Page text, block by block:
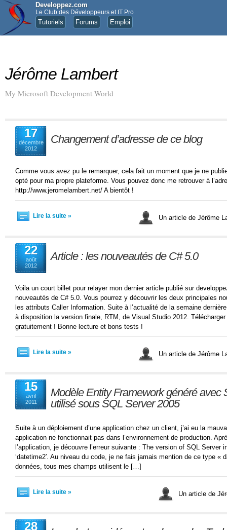
Developpez.com
Le Club des Développeurs et IT Pro
Tutoriels Forums Emploi
Jérôme Lambert
My Microsoft Development World
17
décembre
2012
Changement d’adresse de ce blog
Comme vous avez pu le remarquer, cela fait un moment que je ne
opté pour ma propre plateforme. Vous pouvez donc me retrouver à
http://www.jeromelambert.net/ A bientôt !
Lire la suite » Un article de Jérôme
22
août
2012
Article : les nouveautés de C# 5.0
Voila un court billet pour relayer mon dernier article publié sur
nouveautés de C# 5.0. Vous pourrez y découvrir les deux principales
les attributs Caller Information. Suite à l’actualité de la semaine
à disposition la version finale, RTM, de Visual Studio 2012.
gratuitement ! Bonne lecture et bons tests !
Lire la suite » Un article de Jérôme
15
avril
2011
Modèle Entity Framework généré avec
utilisé sous SQL Server 2005
Suite à un déploiement d’une application chez un client, j’ai eu la
application ne fonctionnait pas dans l’environnement de production.
l’application, je découvre l’erreur suivante : The version of SQL Server
‘datetime2′. Au niveau du code, je ne fais jamais mention de ce type «
données, tous mes champs utilisent le […]
Lire la suite » Un article de
28